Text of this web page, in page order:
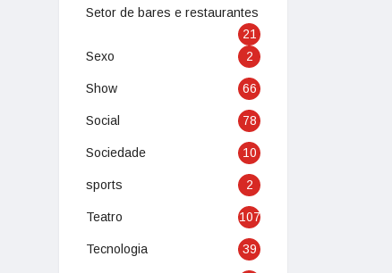
Setor de bares e restaurantes
21
Sexo
2
Show 66
Social 78
Sociedade 10
sports 2
Teatro 107
Tecnologia 39